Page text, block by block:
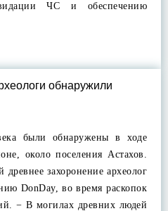
ЧС и обеспечению
обнаружили
были обнаружены в ходе
около поселения Астахов.
захоронение археолог
DonDay, во время раскопок
− В могилах древних людей